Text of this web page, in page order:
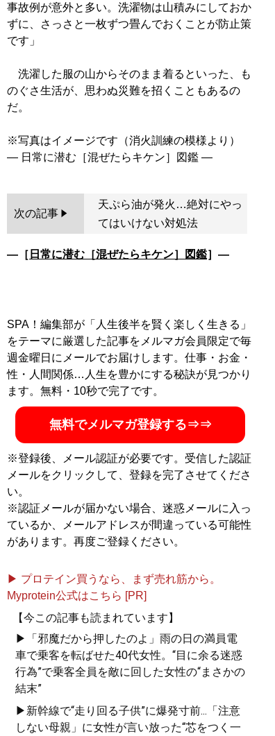
事故例が意外と多い。洗濯物は山積みにしておか
ずに、さっさと一枚ずつ畳んでおくことが防止策
です」
洗濯した服の山からそのまま着るといった、も
のぐさ生活が、思わぬ災難を招くこともあるの
だ。
※写真はイメージです（消火訓練の模様より）
次の記事
天ぷら油が発火…絶対にやっ
てはいけない対処法
―［ 日常に潜む［混ぜたらキケン］図鑑］―
SPA！編集部が「人生後半を賢く楽しく生きる」
をテーマに厳選した記事をメルマガ会員限定で毎
週金曜日にメールでお届けします。仕事・お金・
性・人間関係…人生を豊かにする秘訣が見つかり
ます。無料・10秒で完了です。
無料でメルマガ登録する⇒⇒
※登録後、メール認証が必要です。受信した認証
メールをクリックして、登録を完了させてくださ
い。
※認証メールが届かない場合、迷惑メールに入っ
ているか、メールアドレスが間違っている可能性
があります。再度ご登録ください。
▶ プロテイン買うなら、まず売れ筋から。
Myprotein公式はこちら [PR]
【今この記事も読まれています】
▶「邪魔だから押したのよ」雨の日の満員電
車で乗客を転ばせた40代女性。“目に余る迷惑
行為”で乗客全員を敵に回した女性の“まさかの
結末”
▶新幹線で“走り回る子供”に爆発寸前...「注意
しない母親」に女性が言い放った“芯をつく一